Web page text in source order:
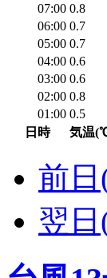
07:00 0.8
06:00 0.7
05:00 0.7
04:00 0.6
03:00 0.6
02:00 0.8
01:00 0.5
日時
気温
前日
翌